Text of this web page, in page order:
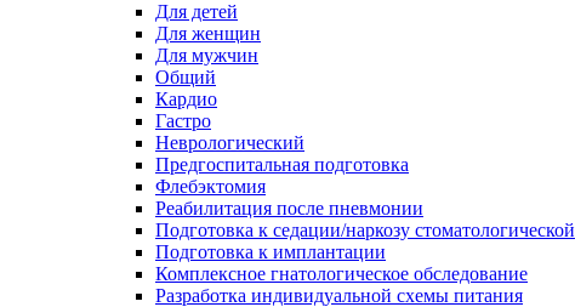
Для детей
Для женщин
Для мужчин
Общий
Кардио
Гастро
Неврологический
Предгоспитальная подготовка
Флебэктомия
Реабилитация после пневмонии
Подготовка к седации/наркозу стоматологической
Подготовка к имплантации
Комплексное гнатологическое обследование
Разработка индивидуальной схемы питания